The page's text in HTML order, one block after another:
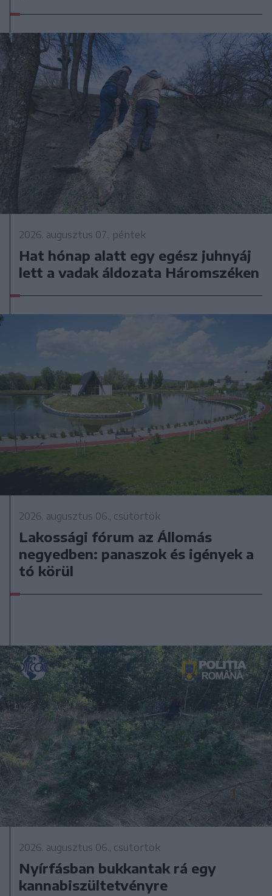
2026. augusztus 07., péntek
Hat hónap alatt egy egész juhnyáj
lett a vadak áldozata Háromszéken
2026. augusztus 06., csütörtök
Lakossági fórum az Állomás
negyedben: panaszok és igények a
tó körül
2026. augusztus 06., csütörtök
Nyírfásban bukkantak rá egy
kannabiszültetvényre